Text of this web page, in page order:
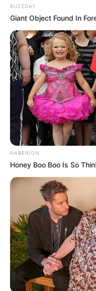
10 Pose Manekin
Mainstream yang
Banget
8 Kata Lucu
Minggu ala
Ngenes
BUZZDAY
Giant Object Found In
HABERION
Honey Boo Boo Is So